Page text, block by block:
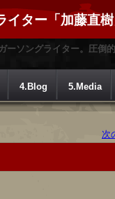
イター「加藤直
ーソングライター。圧倒
4.Blog 5.Media
次